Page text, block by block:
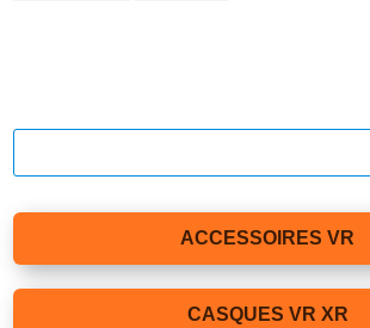
ACCESSOIRES VR
CASQUES VR XR